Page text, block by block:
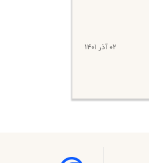
۰۲ آذر ۱۴۰۱